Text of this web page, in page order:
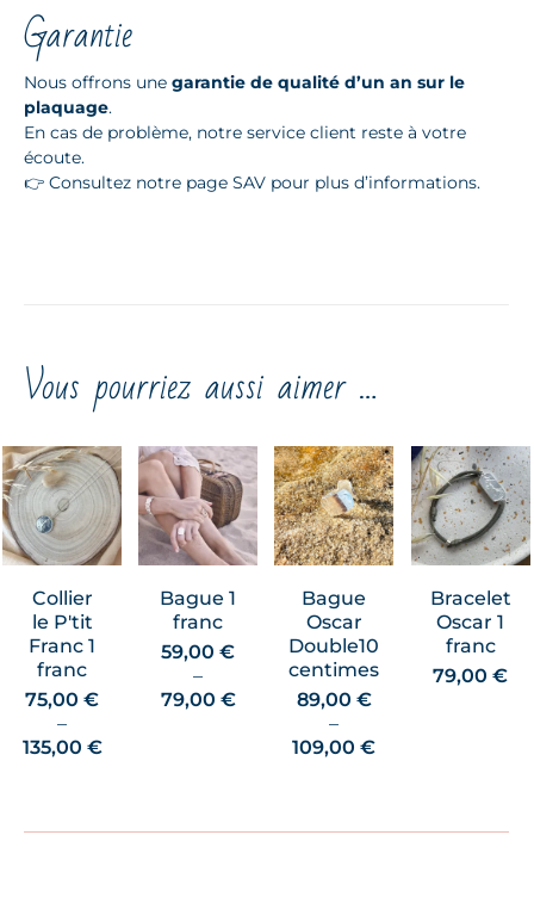
Garantie
Nous offrons une garantie de qualité d’un an sur le
plaquage.
En cas de problème, notre service client reste à votre
écoute.
👉 Consultez notre page SAV pour plus d’informations.
Vous pourriez aussi aimer …
Collier
le P'tit
Franc 1
franc
75,00€
–
135,00 €Plage
Bague 1
franc
59,00€
–
79,00 €Plage
Bague
Oscar
Double10
centimes
89,00 €
–
109,00€Plage
Bracelet
Oscar 1
franc
79,00 €